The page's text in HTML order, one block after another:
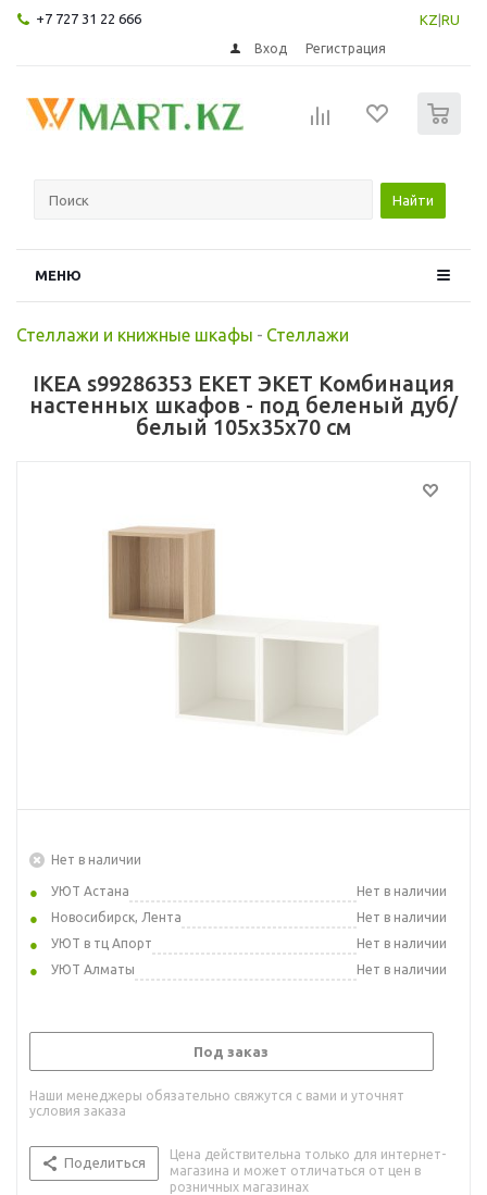
+7 727 31 22 666 KZ RU
Вход Регистрация
Найти
МЕНЮ
Стеллажи и книжные шкафы - Стеллажи
IKEA s99286353 EKET ЭКЕТ Комбинация
настенных шкафов - под беленый дуб/
белый 105x35x70 см
Нет в наличии
УЮТ Астана
Нет в наличии
Новосибирск, Лента
Нет в наличии
УЮТ в тц Апорт
Нет в наличии
УЮТ Алматы
Нет в наличии
Под заказ
Наши менеджеры обязательно свяжутся с вами и уточнят
условия заказа
Поделиться
Цена действительна только для интернет-
магазина и может отличаться от цен в
розничных магазинах